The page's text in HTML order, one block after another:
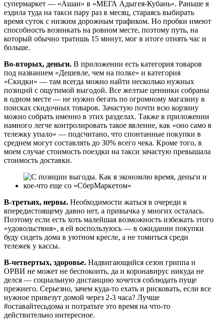
супермаркет — «Ашан» в «МЕГА Адыгея-Кубань». Раньше я
ездила туда на такси пару раз в месяц, стараясь выбирать
время суток с низким дорожным трафиком. Но пробки имеют
способность возникать на ровном месте, поэтому путь, на
который обычно тратишь 15 минут, мог в итоге отнять час и
больше.
Во-вторых, деньги. В приложении есть категория товаров
под названием «Дешевле, чем на полке» и категория
«Скидки» — там всегда можно найти несколько нужных
позиций с ощутимой выгодой. Все желтые ценники собраны
в одном месте — не нужно бегать по огромному магазину в
поисках скидочных товаров. Зачастую почти всю корзину
можно собрать именно в этих разделах. Также в приложении
намного легче контролировать такое явление, как «оно само в
тележку упало» — подсчитано, что спонтанные покупки в
среднем могут составлять до 30% всего чека. Кроме того, в
моем случае стоимость поездки на такси зачастую превышала
стоимость доставки.
В-третьих, нервы. Необходимости жаться в очереди к
впередистоящему давно нет, а привычка у многих осталась.
Поэтому если есть хоть малейшая возможность избежать этого
«удовольствия», я ей воспользуюсь — в ожидании покупки
буду сидеть дома в уютном кресле, а не томиться среди
тележек у кассы.
В-четвертых, здоровье. Надвигающийся сезон гриппа и
ОРВИ не может не беспокоить, да и коронавирус никуда не
делся — социальную дистанцию хочется соблюдать пуще
прежнего. Серьезно, зачем куда-то ехать и рисковать, если все
нужное привезут домой через 2-3 часа? Лучше
#оставайтесьдома и потратьте это время на что-то
действительно интересное.